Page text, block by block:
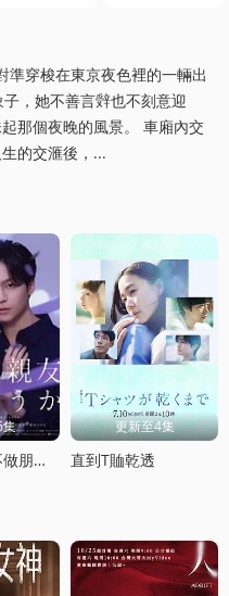
準穿梭在東京夜色裡的一輛出
，她不善言辤也不刻意迎
那個夜晚的風景。 車廂內交
的交滙後，...
從現在開始不做朋友了吧
更新至4集
直到T賉乾透